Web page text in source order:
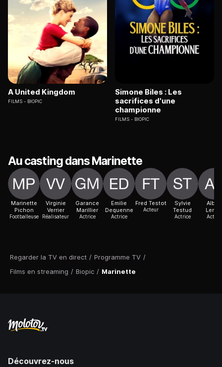
Regarder la TV en direct / Programme TV /
Films en streaming / Biopic / Marinette
A United Kingdom
FILMS BIOPIC
Simone Biles : Les
sacrifices d'une
championne
FILMS BIOPIC
Au casting dans Marinette
Marinette
Pichon
Footballeuse
Virginie
Verrier
Réalisateur
Garance
Marillier
Actrice
Emilie
Dequenne
Actrice
Fred Testot
Acteur
Sylvie
Testud
Actrice
Alban
Acteur
Découvrez-nous